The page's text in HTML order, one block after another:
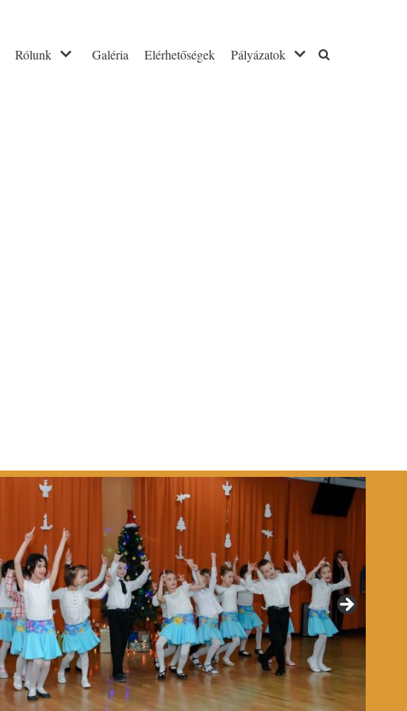
Rólunk Galéria Elérhetőségek Pályázatok